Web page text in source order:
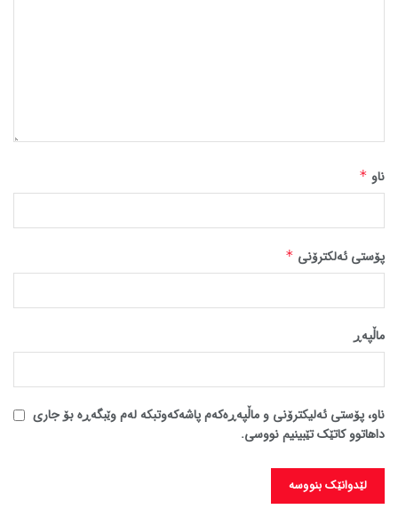
ناو *
پۆستی ئەلکترۆنی *
ماڵپه‌ڕ
ناو، پۆستی ئەلیکترۆنی و ماڵپەڕەکەم پاشەکەوتبکە لەم وێبگەڕە بۆ جاری
داهاتوو کاتێک تێبینیم نووسی.